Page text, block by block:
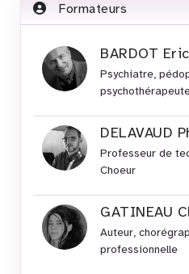
Formateurs
BARDOT Eric
Psychiatre,
DELAVAUD
Professeur de
Choeur
GATINEAU
Auteur,
professionnelle